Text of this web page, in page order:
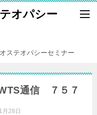
オパシー
ステオパシーセミナー
通信 ７５７
月28日